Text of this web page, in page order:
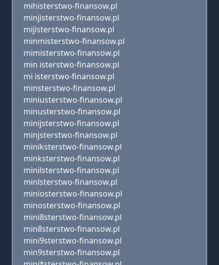
mihisterstwo-finansow.pl
minjisterstwo-finansow.pl
mijisterstwo-finansow.pl
minmisterstwo-finansow.pl
mimisterstwo-finansow.pl
min isterstwo-finansow.pl
mi isterstwo-finansow.pl
minsterstwo-finansow.pl
miniusterstwo-finansow.pl
minusterstwo-finansow.pl
minijsterstwo-finansow.pl
minjsterstwo-finansow.pl
miniksterstwo-finansow.pl
minksterstwo-finansow.pl
minilsterstwo-finansow.pl
minlsterstwo-finansow.pl
miniosterstwo-finansow.pl
minosterstwo-finansow.pl
mini8sterstwo-finansow.pl
min8sterstwo-finansow.pl
mini9sterstwo-finansow.pl
min9sterstwo-finansow.pl